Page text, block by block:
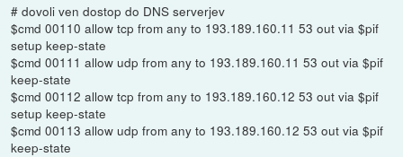
# dovoli ven dostop do DNS serverjev
$cmd 00110 allow tcp from any to 193.189.160.11 53 out via $pif
setup keep-state
$cmd 00111 allow udp from any to 193.189.160.11 53 out via $pif
keep-state
$cmd 00112 allow tcp from any to 193.189.160.12 53 out via $pif
setup keep-state
$cmd 00113 allow udp from any to 193.189.160.12 53 out via $pif
keep-state